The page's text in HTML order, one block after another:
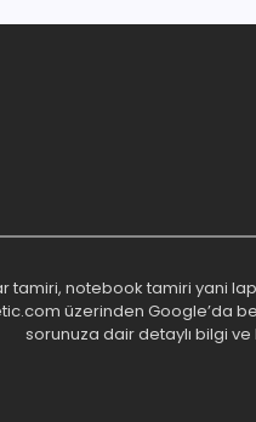
notebook tamiri yani
üzerinden
sorunuza dair detaylı bilgi ve